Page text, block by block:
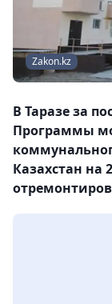
Zakon.kz
В Таразе за
Программы
Казахстан на